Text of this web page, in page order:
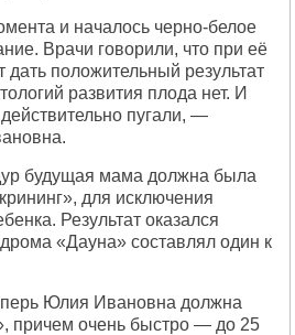
и началось черно-белое
Врачи говорили, что при её
дать положительный результат
развития плода нет. И
пугали, —
будущая мама должна была
для исключения
Результат оказался
«Дауна» составлял один к
Юлия Ивановна должна
причем очень быстро — до 25